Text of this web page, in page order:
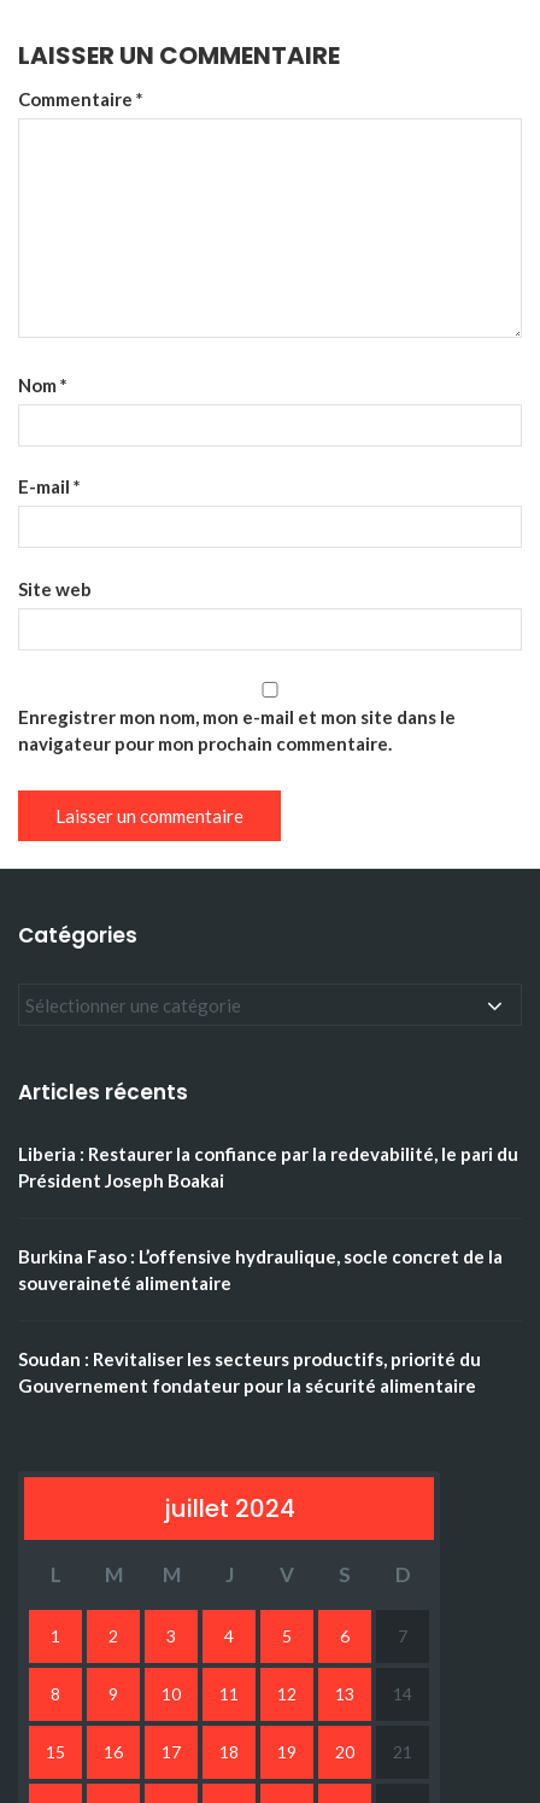
LAISSER UN COMMENTAIRE
Commentaire *
Nom *
E-mail *
Site web
Enregistrer mon nom, mon e-mail et mon site dans le
navigateur pour mon prochain commentaire.
Catégories
Articles récents
Liberia : Restaurer la confiance par la redevabilité, le pari du
Président Joseph Boakai
Burkina Faso : L’offensive hydraulique, socle concret de la
souveraineté alimentaire
Soudan : Revitaliser les secteurs productifs, priorité du
Gouvernement fondateur pour la sécurité alimentaire
juillet 2024
L M M J V S D
1 2 3 4 5 6 7
8 9 10 11 12 13 14
15 16 17 18 19 20 21